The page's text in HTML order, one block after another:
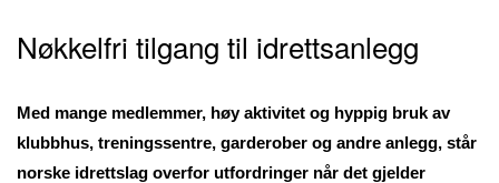
Nøkkelfri tilgang til idrettsanlegg
Med mange medlemmer, høy aktivitet og hyppig bruk av
klubbhus, treningssentre, garderober og andre anlegg, står
norske idrettslag overfor utfordringer når det gjelder